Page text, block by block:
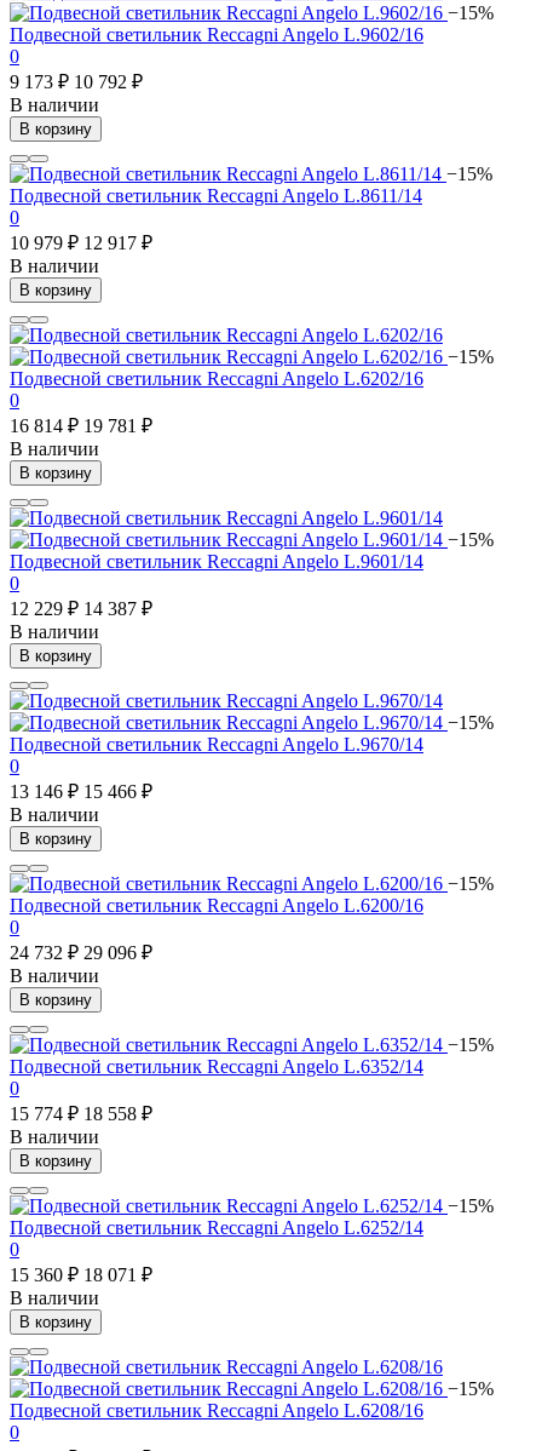
−15%
Подвесной светильник Reccagni Angelo L.9602/16
0
9 173 ₽ 10 792 ₽
В наличии
В корзину
−15%
Подвесной светильник Reccagni Angelo L.8611/14
0
10 979 ₽ 12 917 ₽
В наличии
В корзину
−15%
Подвесной светильник Reccagni Angelo L.6202/16
0
16 814 ₽ 19 781 ₽
В наличии
В корзину
−15%
Подвесной светильник Reccagni Angelo L.9601/14
0
12 229 ₽ 14 387 ₽
В наличии
В корзину
−15%
Подвесной светильник Reccagni Angelo L.9670/14
0
13 146 ₽ 15 466 ₽
В наличии
В корзину
−15%
Подвесной светильник Reccagni Angelo L.6200/16
0
24 732 ₽ 29 096 ₽
В наличии
В корзину
−15%
Подвесной светильник Reccagni Angelo L.6352/14
0
15 774 ₽ 18 558 ₽
В наличии
В корзину
−15%
Подвесной светильник Reccagni Angelo L.6252/14
0
15 360 ₽ 18 071 ₽
В наличии
В корзину
−15%
Подвесной светильник Reccagni Angelo L.6208/16
0